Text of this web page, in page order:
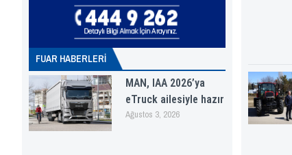
FUAR HABERLERI
MAN, IAA 2026’ya
eTruck ailesiyle hazır
Ağustos 3, 2026